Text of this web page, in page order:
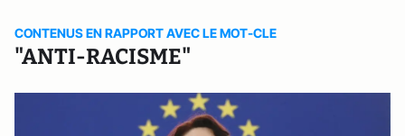
CONTENUS EN RAPPORT AVEC LE MOT-CLE
"ANTI-RACISME"